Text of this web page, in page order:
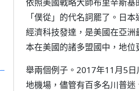
「僕從」的代名詞罷了。日
經濟科技發達，是美國在亞
本在美國的諸多盟國中，地位
舉兩個例子。2017年11月5
地機場，儘管有百多名川普